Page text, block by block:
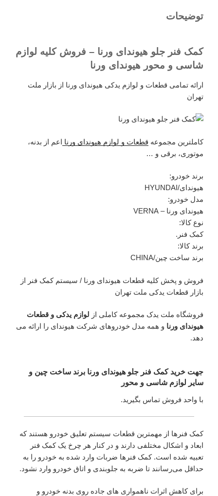
توضیحات
کمک فنر جلو هیوندای ورنا – فروش کلیه لوازم
شاسی و محور هیوندای ورنا
ارائه تمامی قطعات و لوازم یدکی هیوندای ورنا از بازار ملت
تهران
کاملترین مجموعه قطعات و لوازم هیوندای ورنا اعم از بدنه،
موتوری، برقی و …
برند خودرو:
هیوندای/HYUNDAI
مدل خودرو:
هیوندای ورنا – VERNA
نوع کالا:
کمک فنر.
برند کالا:
برند ساخت چین/CHINA
فروش و پخش کلیه قطعات هیوندای ورنا / سیستم کمک فنر از
بازار قطعات یدکی ملت تهران
فروشگاه ملت یدک مجموعه کاملی از لوازم یدکی و قطعات
هیوندای ورنا و همه مدل خودروهای شرکت هیوندای را ارائه می
دهد.
جهت خرید کمک فنر جلو هیوندای ورنا برند ساخت چین و
سایر لوازم شاسی و محور
با واحد فروش تماس بگیرید.
کمک‌ فنرها از مهمترین قطعات سیستم تعلیق خودرو‌ هستند که
ابعاد و اشکال مختلفی دارند و در کنار هر چرخ یک کمک فنر
تعبیه شده است. کمک فنرها ضربات وارد شده به خودرو را به
حداقل می‌رسانند تا ضربه به جلوبندی و اتاق خودرو وارد نشود.
برای کاهش اثرات ناهمواری های جاده روی بدنه خودرو و